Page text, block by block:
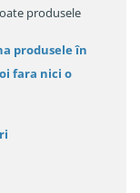
produsele
produsele în
fara nici o